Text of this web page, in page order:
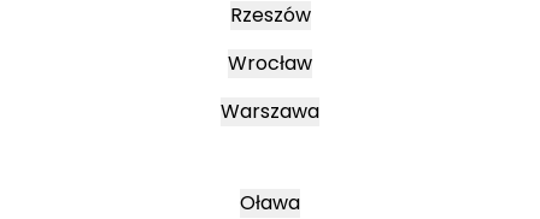
Rzeszów
Wrocław
Warszawa
Oława